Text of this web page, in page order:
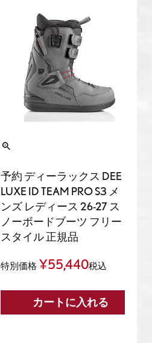
予約 ディーラックス DEE
LUXE ID TEAM PRO S3 メ
ンズ レディース 26-27 ス
ノーボードブーツ フリー
スタイル 正規品
特別価格 ¥55,440税込
カートに入れる